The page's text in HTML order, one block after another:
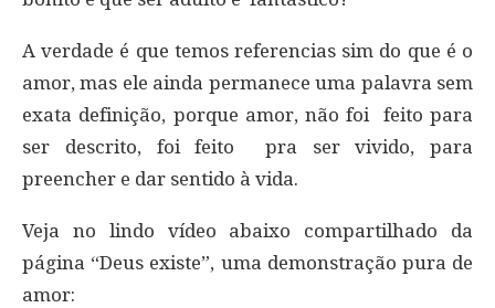
A verdade é que temos referencias sim do que é o
amor, mas ele ainda permanece uma palavra sem
exata definição, porque amor, não foi feito para
ser descrito, foi feito pra ser vivido, para
preencher e dar sentido à vida.
Veja no lindo vídeo abaixo compartilhado da
página “Deus existe”, uma demonstração pura de
amor: